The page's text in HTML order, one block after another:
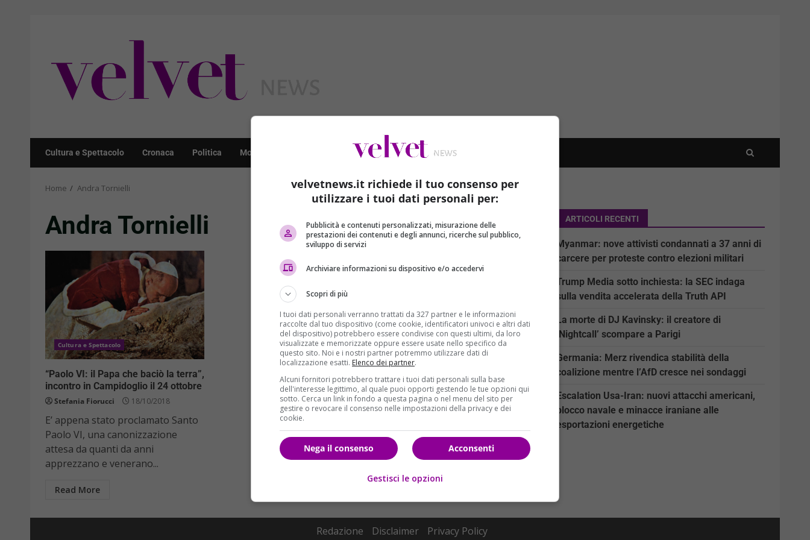
Cultura e Spettacolo Cronaca Politica Mondo
Home Andra Tornielli
Andra Tornielli
Cultura e Spettacolo
“Paolo VI: il Papa che baciò la terra”,
incontro in Campidoglio il 24 ottobre
Stefania Fiorucci 18/10/2018
E’ appena stato proclamato Santo
Paolo VI, una canonizzazione
attesa da quanti da anni
apprezzano e venerano...
Read More
ARTICOLI RECENTI
Myanmar: nove attivisti condannati a 37 anni di
carcere per proteste contro elezioni militari
Trump Media sotto inchiesta: la SEC indaga
sulla vendita accelerata della Truth API
La morte di DJ Kavinsky: il creatore di
‘Nightcall’ scompare a Parigi
Germania: Merz rivendica stabilità della
coalizione mentre l’AfD cresce nei sondaggi
Escalation Usa-Iran: nuovi attacchi americani,
blocco navale e minacce iraniane alle
esportazioni energetiche
Redazione Disclaimer Privacy Policy
velvetnews.it richiede il tuo consenso per
utilizzare i tuoi dati personali per:
Pubblicità e contenuti personalizzati, misurazione delle
prestazioni dei contenuti e degli annunci, ricerche sul pubblico,
sviluppo di servizi
Archiviare informazioni su dispositivo e/o accedervi
Scopri di più
I tuoi dati personali verranno trattati da 327 partner e le informazioni
raccolte dal tuo dispositivo (come cookie, identificatori univoci e altri dati
del dispositivo) potrebbero essere condivise con questi ultimi, da loro
visualizzate e memorizzate oppure essere usate nello specifico da
questo sito. Noi e i nostri partner potremmo utilizzare dati di
localizzazione esatti. Elenco dei partner.
Alcuni fornitori potrebbero trattare i tuoi dati personali sulla base
dell'interesse legittimo, al quale puoi opporti gestendo le tue opzioni qui
sotto. Cerca un link in fondo a questa pagina o nel menu del sito per
gestire o revocare il consenso nelle impostazioni della privacy e dei
cookie.
Acconsenti
Nega il consenso
Gestisci le opzioni